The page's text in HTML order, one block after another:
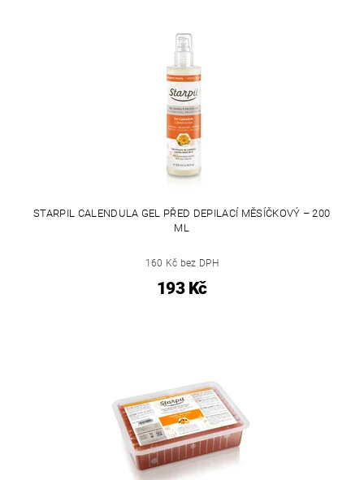
STARPIL CALENDULA GEL PŘED DEPILACÍ MĚSÍČKOVÝ – 200
ML
160 Kč bez DPH
193 Kč